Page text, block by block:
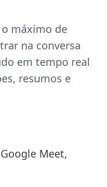
o máximo de
na conversa
em tempo real
resumos e
Meet,